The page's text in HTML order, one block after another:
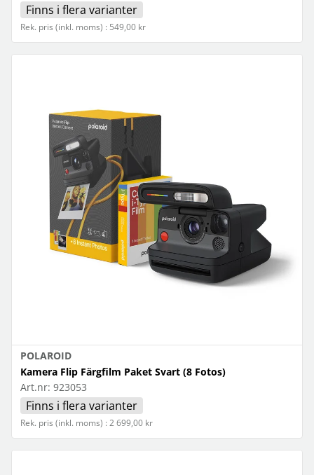
Finns i flera varianter
Rek. pris (inkl. moms) : 549,00 kr
POLAROID
Kamera Flip Färgfilm Paket Svart (8 Fotos)
Art.nr: 923053
Finns i flera varianter
Rek. pris (inkl. moms) : 2 699,00 kr